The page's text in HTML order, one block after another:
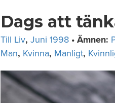
Dags att
Till Liv, Juni 1998 • Ämnen:
Man, Kvinna, Manligt,